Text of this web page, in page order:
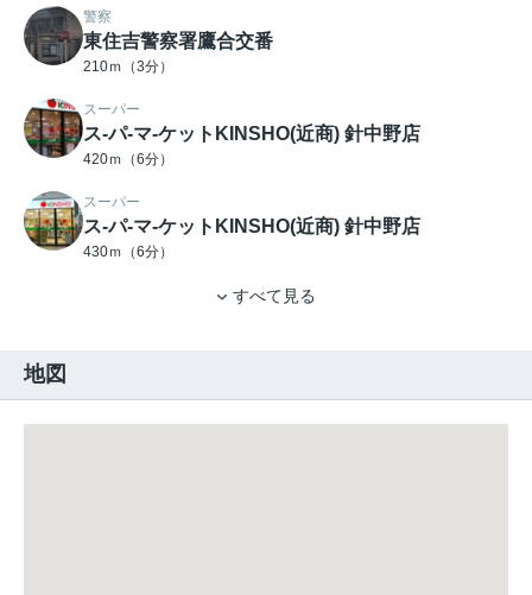
警察
東住吉警察署鷹合交番
210ｍ（3分）
スーパー
ス-パ-マ-ケットKINSHO(近商) 針中野店
420ｍ（6分）
スーパー
ス-パ-マ-ケットKINSHO(近商) 針中野店
430ｍ（6分）
すべて見る
地図